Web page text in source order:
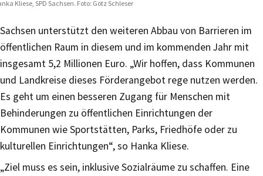
Kliese, SPD Sachsen. Foto: Götz Schleser
Sachsen unterstützt den weiteren Abbau von Barrieren im
öffentlichen Raum in diesem und im kommenden Jahr mit
insgesamt 5,2 Millionen Euro. „Wir hoffen, dass Kommunen
und Landkreise dieses Förderangebot rege nutzen werden.
Es geht um einen besseren Zugang für Menschen mit
Behinderungen zu öffentlichen Einrichtungen der
Kommunen wie Sportstätten, Parks, Friedhöfe oder zu
kulturellen Einrichtungen“, so Hanka Kliese.
„Ziel muss es sein, inklusive Sozialräume zu schaffen. Eine